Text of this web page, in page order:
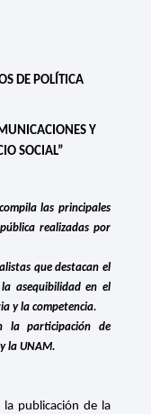
DE POLÍTICA
Y
SOCIAL”
las principales
realizadas por
que destacan el
asequibilidad en el
y la competencia.
la participación de
la UNAM.
la publicación de la